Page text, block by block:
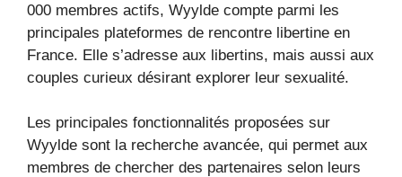
000 membres actifs, Wyylde compte parmi les
principales plateformes de rencontre libertine en
France. Elle s’adresse aux libertins, mais aussi aux
couples curieux désirant explorer leur sexualité.
Les principales fonctionnalités proposées sur
Wyylde sont la recherche avancée, qui permet aux
membres de chercher des partenaires selon leurs